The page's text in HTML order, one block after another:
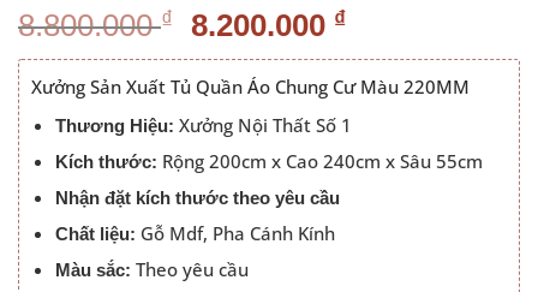
8.800.000₫ Giá
gốc
là:
8.800.000 ₫.
8.200.000 ₫Giá
hiện
tại
là:
8.200.000 ₫.
Xưởng Sản Xuất Tủ Quần Áo Chung Cư Màu 220MM
Thương Hiệu: Xưởng Nội Thất Số 1
Kích thước: Rộng 200cm x Cao 240cm x Sâu 55cm
Nhận đặt kích thước theo yêu cầu
Chất liệu: Gỗ Mdf, Pha Cánh Kính
Màu sắc: Theo yêu cầu